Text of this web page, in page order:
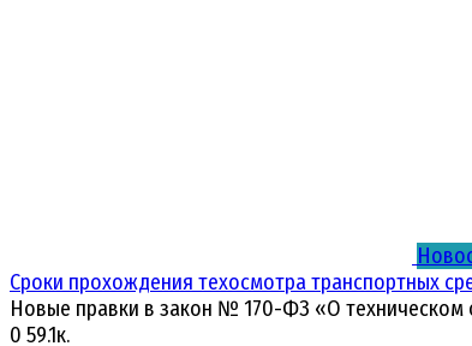
Сроки прохождения техосмотра транспортных
Новые правки в закон № 170-ФЗ «О техническом
0 59.1к.